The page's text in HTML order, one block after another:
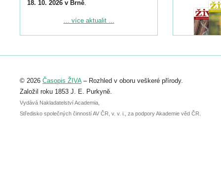
18. 10. 2026 v Brně.
Podrobnější informace ke konferenci
Registrovat se můžete do 6. září.
abstraktu přihlášené přednášky nebo
posteru je už 30. června.
... více aktualit ...
© 2026 Časopis ŽIVA– Rozhled v oboru veškeré přírody.
Založil roku 1853 J. E. Purkyně.
Vydává Nakladatelství Academia,
Středisko společných činností AV ČR, v. v. i., za podpory Akademie věd ČR.